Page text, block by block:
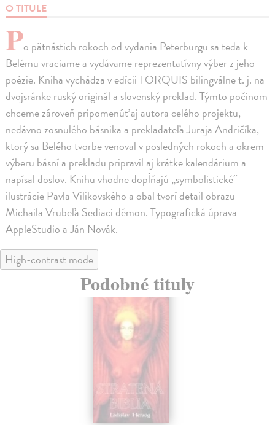
O TITULE
Po pätnástich rokoch od vydania Peterburgu sa teda k
Belému vraciame a vydávame reprezentatívny výber z jeho
poézie. Kniha vychádza v edícii TORQUIS bilingválne t. j. na
dvojsránke ruský originál a slovenský preklad. Týmto počinom
chceme zároveň pripomenúť aj autora celého projektu,
nedávno zosnulého básnika a prekladateľa Juraja Andričíka,
ktorý sa Belého tvorbe venoval v posledných rokoch a okrem
výberu básní a prekladu pripravil aj krátke kalendárium a
napísal doslov. Knihu vhodne dopĺňajú „symbolistické“
ilustrácie Pavla Vilikovského a obal tvorí detail obrazu
Michaila Vrubeľa Sediaci démon. Typografická úprava
AppleStudio a Ján Novák.
High-contrast mode
Podobné tituly